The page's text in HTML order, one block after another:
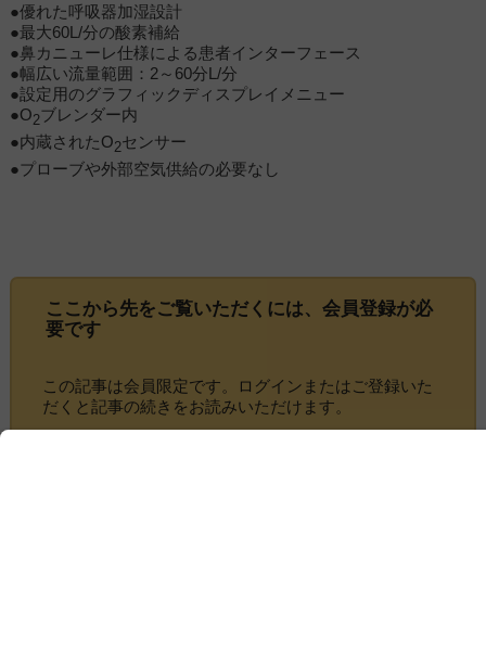
●優れた呼吸器加湿設計
●最大60L/分の酸素補給
●鼻カニューレ仕様による患者インターフェース
●幅広い流量範囲：2～60分L/分
●設定用のグラフィックディスプレイメニュー
●O2ブレンダー内
●内蔵されたO2センサー
●プローブや外部空気供給の必要なし
ここから先をご覧いただくには、 会員登録が必
要です
この記事は会員限定です。ログインまたはご登録いた
だくと記事の続きをお読みいただけます。